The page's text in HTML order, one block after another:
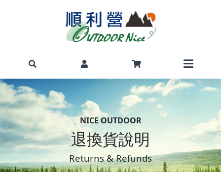
NICE OUTDOOR
退換貨說明
Returns & Refunds